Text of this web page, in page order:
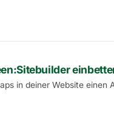
in deiner Website